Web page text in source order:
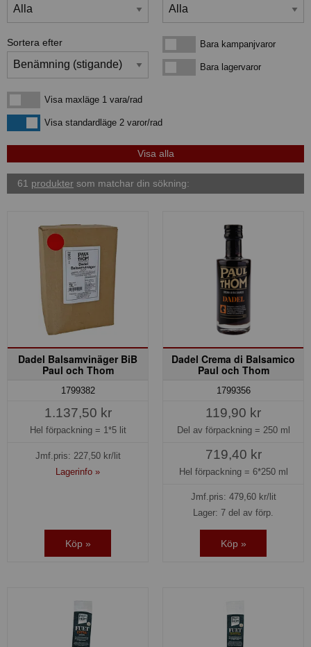
Sortera efter Bara kampanjvarorBara kampanjvaror
Bara lagervarorBara lagervaror
Visa maxläge 1 vara/rad
Visa maxläge 1 vara/rad
Visa standardlägeVisa standardläge 2 varor/rad
61 produkter som matchar din sökning:
Dadel Balsamvinäger BiB
Paul och Thom
1799382
1.137,50 kr
Hel förpackning = 1*5 lit
Jmf.pris: 227,50kr/lit
Lagerinfo »
Köp »
Dadel Crema di Balsamico
Paul och Thom
1799356
119,90 kr
Del av förpackning = 250 ml
719,40 kr
Hel förpackning = 6*250 ml
Jmf.pris: 479,60kr/lit
Lager: 7 del av förp.
Köp »